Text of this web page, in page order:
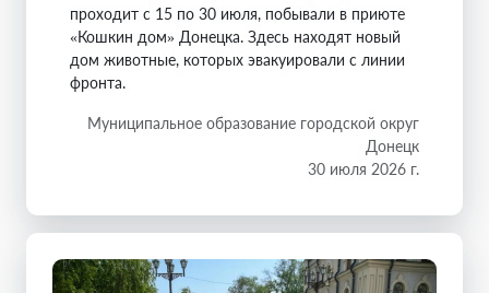
проходит с 15 по 30 июля, побывали в приюте
«Кошкин дом» Донецка. Здесь находят новый
дом животные, которых эвакуировали с линии
фронта.
Муниципальное образование городской округ
Донецк
30 июля 2026 г.